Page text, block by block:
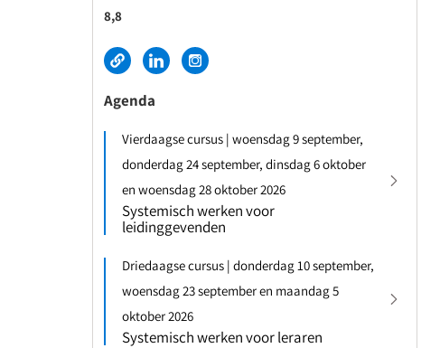
8,8
Agenda
Vierdaagse cursus | woensdag 9 september,
donderdag 24 september, dinsdag 6 oktober
en woensdag 28 oktober 2026
Systemisch werken voor
leidinggevenden
Driedaagse cursus | donderdag 10 september,
woensdag 23 september en maandag 5
oktober 2026
Systemisch werken voor leraren